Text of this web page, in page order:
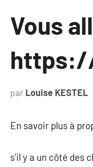
Vous
par Louise KESTEL
En savoir plus à
s’il y a un côté des